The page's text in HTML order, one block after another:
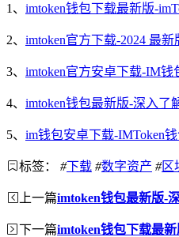
1、 imtoken钱包下载最新版-
2、 imtoken官方下载-2024 最
3、 imtoken官方安卓下载-IM
4、 imtoken钱包最新版-深入了
5、 im钱包安卓下载-IMToken
标签： #下载 #数字资产 #区
上一篇imtoken钱包最新版-
下一篇imtoken钱包下载最